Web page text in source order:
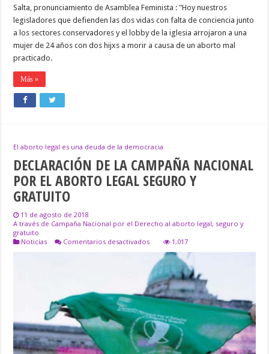
Salta, pronunciamiento de Asamblea Feminista : "Hoy nuestros
legisladores que defienden las dos vidas con falta de conciencia junto
a los sectores conservadores y el lobby de la iglesia arrojaron a una
mujer de 24 años con dos hijxs a morir a causa de un aborto mal
practicado.
Más »
El aborto legal es una deuda de la democracia
DECLARACIÓN DE LA CAMPAÑA NACIONAL
POR EL ABORTO LEGAL SEGURO Y
GRATUITO
11 de agosto de 2018
A través de Campaña Nacional por el Derecho al aborto legal, seguro y
gratuito
Noticias
Comentarios desactivadosen
LA
CAMPAÑA
NACIONAL
POR
EL
ABORTO
LEGAL
SEGURO
Y
GRATUITO
1,017